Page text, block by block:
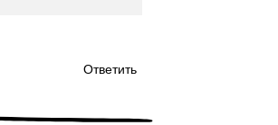
Ответить